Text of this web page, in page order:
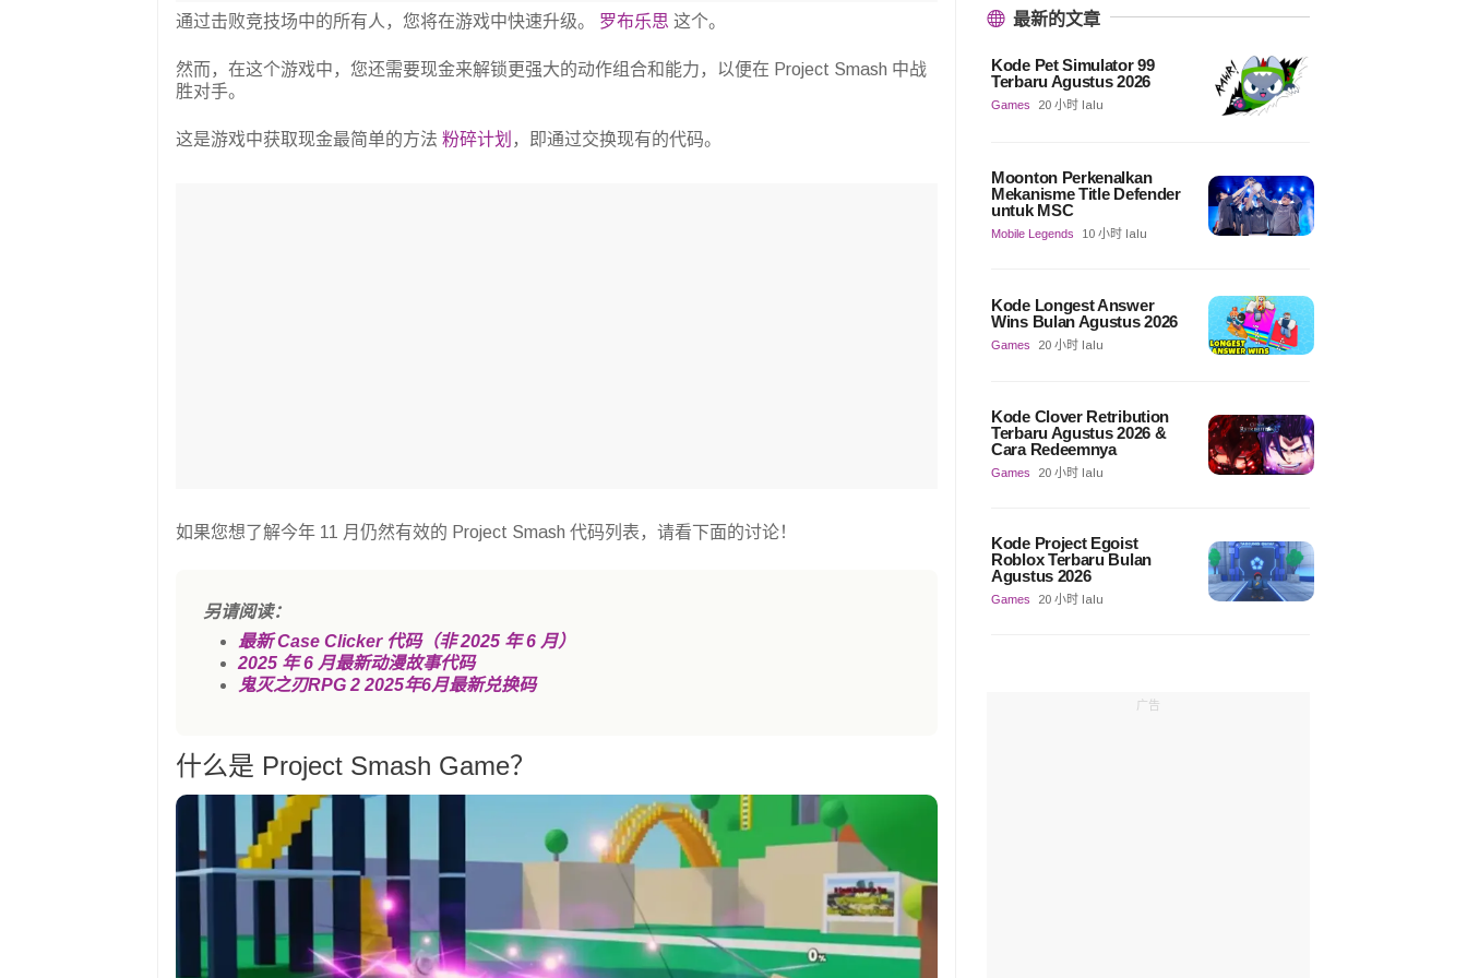
通过击败竞技场中的所有人，您将在游戏中快速升级。 罗布乐思 这个。
然而，在这个游戏中，您还需要现金来解锁更强大的动作组合和能力，以便在 Project Smash 中战
胜对手。
这是游戏中获取现金最简单的方法 粉碎计划 ，即通过交换现有的代码。
如果您想了解今年 11 月仍然有效的 Project Smash 代码列表，请看下面的讨论！
另请阅读：
最新 Case Clicker 代码（非 2025 年 6 月）
2025 年 6 月最新动漫故事代码
鬼灭之刃RPG 2 2025年6月最新兑换码
什么是 Project Smash Game？
最新的文章
Kode Pet Simulator 99
Terbaru Agustus 2026
Games 20 小时 lalu
Moonton Perkenalkan
Mekanisme Title Defender
untuk MSC
Mobile Legends 10 小时 lalu
Kode Longest Answer
Wins Bulan Agustus 2026
Games 20 小时 lalu
Kode Clover Retribution
Terbaru Agustus 2026 &
Cara Redeemnya
Games 20 小时 lalu
Kode Project Egoist
Roblox Terbaru Bulan
Agustus 2026
Games 20 小时 lalu
广告